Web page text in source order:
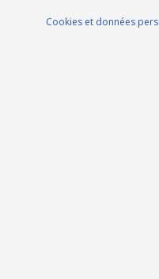
Cookies et données